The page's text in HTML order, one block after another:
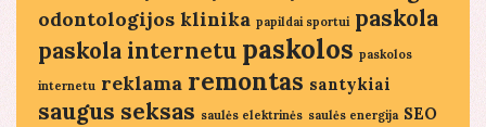
odontologijos klinika papildai sportui paskola
paskola internetu paskolos paskolos
internetu reklama remontas santykiai
saugus seksas saulės elektrinės saulės energija SEO